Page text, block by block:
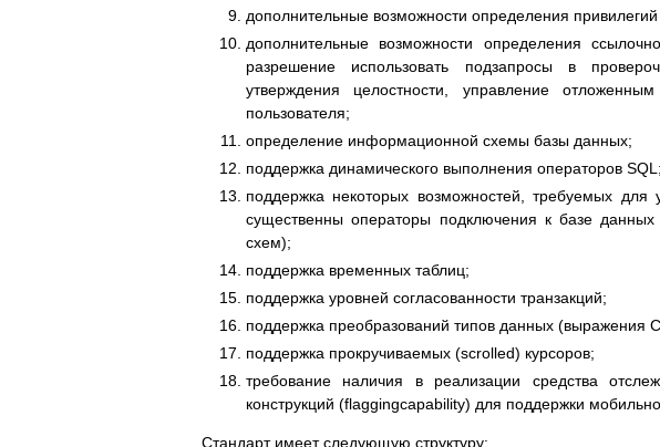
дополнительные возможности определения привилегий
дополнительные возможности определения
разрешение использовать подзапросы в
утверждения целостности, управление
пользователя;
определение информационной схемы базы данных;
поддержка динамического выполнения операторов SQL;
поддержка некоторых возможностей, требуемых
существенны операторы подключения к базе
схем);
поддержка временных таблиц;
поддержка уровней согласованности транзакций;
поддержка преобразований типов данных (выражения
поддержка прокручиваемых (scrolled) курсоров;
требование наличия в реализации средства
конструкций (flaggingcapability) для поддержки
Стандарт имеет следующую структуру: